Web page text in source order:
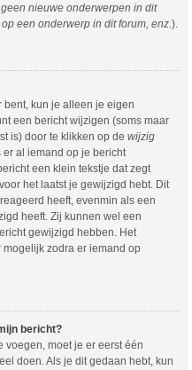
nieuwe onderwerpen in dit
een onderwerp in dit forum, enz.).
bent, kun je alleen je eigen
een bericht wijzigen (soms maar
is) door te klikken op de wijzig
er al iemand op je bericht
een klein tekstje dat zegt
het laatst je gewijzigd hebt. Dit
heeft, evenmin als een
heeft. Zij kunnen wel een
gewijzigd hebben. Het
zodra er iemand op
bericht?
voegen, moet je er eerst één
doen. Als je dit gedaan hebt, kun